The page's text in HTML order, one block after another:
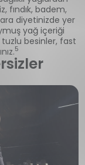
fındık, badem,
diyetinizde yer
yağ içeriği
tuzlu besinler, fast
5